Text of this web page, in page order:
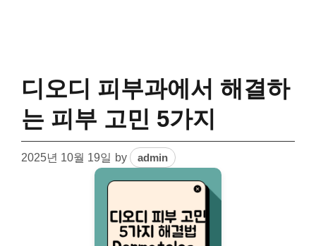
디오디 피부과에서 해결하
는 피부 고민 5가지
2025년 10월 19일 by admin